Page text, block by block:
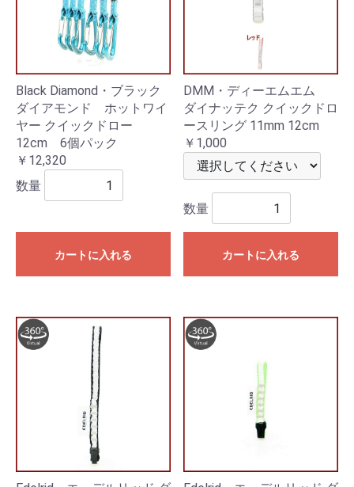
Black Diamond・ブラック
ダイアモンド ホットワイ
ヤー クイックドロー
12cm 6個パック
￥12,320
数量
カートに入れる
DMM・ディーエムエム
ダイナッテク クイックドロ
ースリング 11mm 12cm
￥1,000
数量
カートに入れる